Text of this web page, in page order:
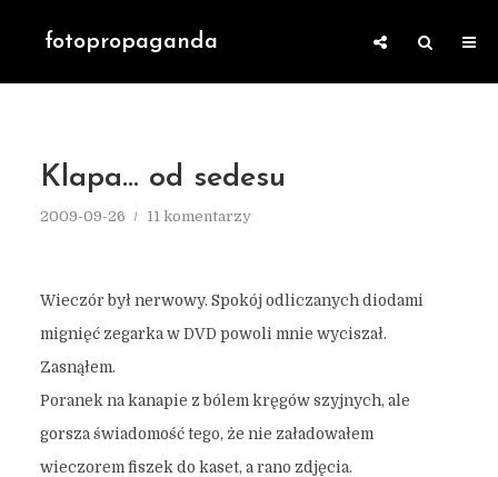
fotopropaganda
Klapa… od sedesu
2009-09-26 11 komentarzy
Wieczór był nerwowy. Spokój odliczanych diodami
mignięć zegarka w DVD powoli mnie wyciszał.
Zasnąłem.
Poranek na kanapie z bólem kręgów szyjnych, ale
gorsza świadomość tego, że nie załadowałem
wieczorem fiszek do kaset, a rano zdjęcia.